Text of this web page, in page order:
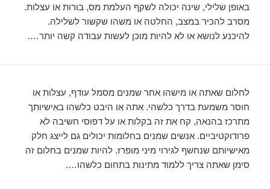
באופן שלילי, שינה יכולה לשקף העלמת מס, בורות או עצלות.
מסרב להכיר במצב, החלטה או משהו שקשור לשלילה.
להיכנע לנושא או לא להיות מוכן לעשות עבודה קשה יותר….
לחלום שאתה או מישהו אחר שמנים מסמל עודף, עצלות או
חוסר משמעת בדרך כלשהי. אתה או היבט כלשהו באישיותך
מתרכז בהנאה, קח את זה בקלות או על דפוסי חשיבה לא
פרודוקטיביים. אנשים שמנים בחלומות יכולים גם לייצג חלק
מאישיותם שנחשף לגירוי מיני מופרז. להיות שמנים בחלום זה
סימן שאתה צריך ללמוד מתינות בתחום כלשהו….